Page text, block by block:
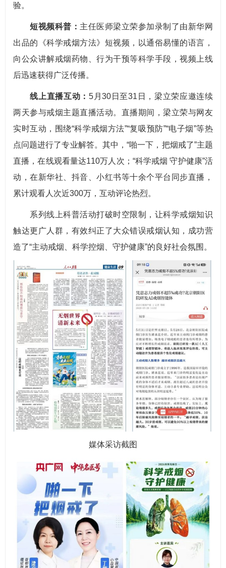
验。
短视频科普： 主任医师梁立荣参加录制了由新华网
出品的《科学戒烟方法》短视频，以通俗易懂的语言，
向公众讲解戒烟药物、行为干预等科学手段，视频上线
后迅速获得广泛传播。
线上直播互动： 5月30日至31日，梁立荣应邀连续
两天参与戒烟主题直播活动。直播期间，梁立荣与网友
实时互动，围绕“科学戒烟方法”“复吸预防”“电子烟”等热
点问题进行了专业解答。其中，“啪一下，把烟戒了”主题
直播，在线观看量达110万人次；“科学戒烟 守护健康”活
动，在新华社、抖音、小红书等十余个平台同步直播，
累计观看人次近300万，互动评论热烈。
系列线上科普活动打破时空限制，让科学戒烟知识
触达更广人群，有效纠正了大众错误戒烟认知，成功营
造了“主动戒烟、科学控烟、守护健康”的良好社会氛围。
媒体采访截图